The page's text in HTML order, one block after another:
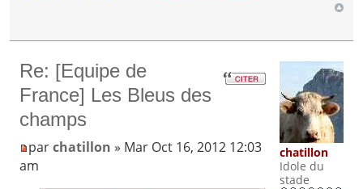
Re: [Equipe de
France] Les Bleus des
champs
parchatillon » Mar Oct 16, 2012 12:03
am
chatillon
Idole du
stade